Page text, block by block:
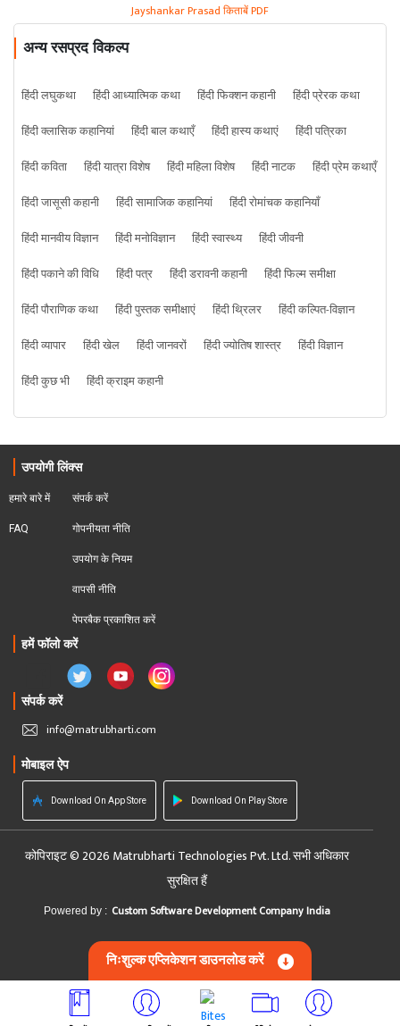
Jayshankar Prasad किताबें PDF
अन्य रसप्रद विकल्प
हिंदी लघुकथा हिंदी आध्यात्मिक कथा हिंदी फिक्शन कहानी
हिंदी प्रेरक कथा
हिंदी क्लासिक कहानियां
हिंदी बाल कथाएँ हिंदी हास्य कथाएं
हिंदी पत्रिका
हिंदी कविता
हिंदी यात्रा विशेष हिंदी महिला विशेष हिंदी नाटक
हिंदी प्रेम कथाएँ
हिंदी जासूसी कहानी
हिंदी सामाजिक कहानियां
हिंदी रोमांचक कहानियाँ
हिंदी मानवीय विज्ञान
हिंदी मनोविज्ञान हिंदी स्वास्थ्य
हिंदी जीवनी
हिंदी पकाने की विधि
हिंदी पत्र हिंदी डरावनी कहानी
हिंदी फिल्म समीक्षा
हिंदी पौराणिक कथा
हिंदी पुस्तक समीक्षाएं हिंदी थ्रिलर
हिंदी कल्पित-विज्ञान
हिंदी व्यापार
हिंदी खेल हिंदी जानवरों हिंदी ज्योतिष शास्त्र
हिंदी विज्ञान
हिंदी कुछ भी
हिंदी क्राइम कहानी
उपयोगी लिंक्स
हमारे बारे में
FAQ
संपर्क करें
गोपनीयता नीति
उपयोग के नियम
वापसी नीति
पेपरबैक प्रकाशित करें
हमें फॉलो करें
संपर्क करें
info@matrubharti.com
मोबाइल ऐप
Download On App Store Download On Play Store
कोपिराइट © 2026 Matrubharti Technologies Pvt. Ltd. सभी अधिकार
सुरक्षित हैं
Powered by : Custom Software Development Company India
निःशुल्क एप्लिकेशन डाउनलोड करें